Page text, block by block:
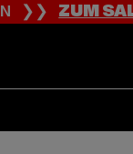
❯❯ZUM